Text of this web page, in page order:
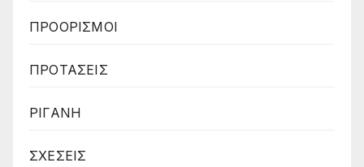
ΠΡΟΟΡΙΣΜΟΙ
ΠΡΟΤΑΣΕΙΣ
ΡΙΓΑΝΗ
ΣΧΕΣΕΙΣ